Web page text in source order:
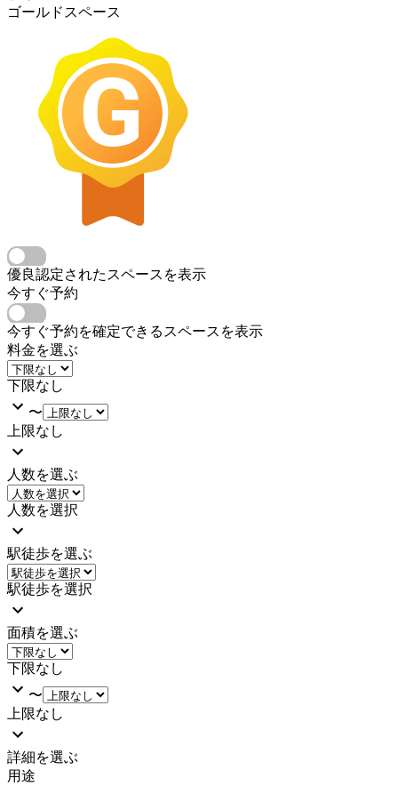
ゴールドスペース
優良認定されたスペースを表示
今すぐ予約
今すぐ予約を確定できるスペースを表示
料金を選ぶ
下限なし
〜
上限なし
人数を選ぶ
人数を選択
駅徒歩を選ぶ
駅徒歩を選択
面積を選ぶ
下限なし
〜
上限なし
詳細を選ぶ
用途